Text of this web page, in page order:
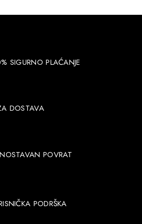
SIGURNO PLAĆANJE
DOSTAVA
POVRAT
PODRŠKA